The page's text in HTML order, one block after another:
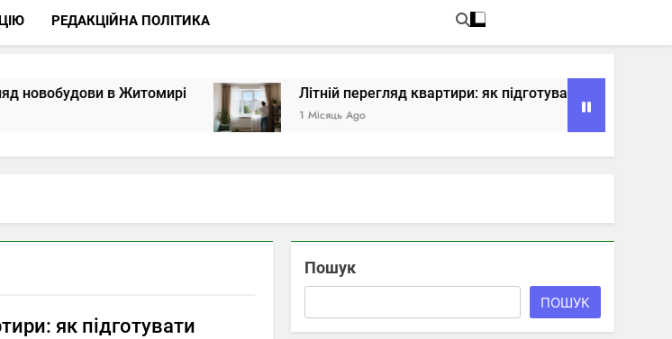
РЕДАКЦІЙНА ПОЛІТИКА
в Житомирі Літній перегляд квартири: як підготувати житло до
1 Місяць Ago
як підготувати
Пошук
ПОШУК